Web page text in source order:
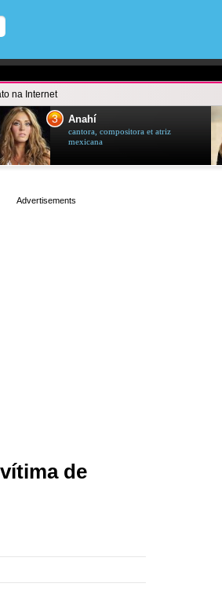
na Internet
3 Anahí
cantora, compositora et atriz
mexicana
de